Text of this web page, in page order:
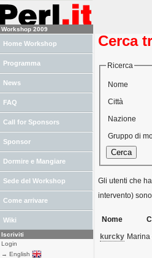
Cerca
Ricerca
Nome
Città
Nazione
Gruppo di
Gli utenti che
intervento)
Nome
kurcky Marina
Workshop 2009
Home Workshop
Programma
News
FAQ
Call for Sponsors
Sponsor
Dormire e Mangiare
Sede del Workshop
Come arrivare
Wiki
Iscriviti
Login
→ English